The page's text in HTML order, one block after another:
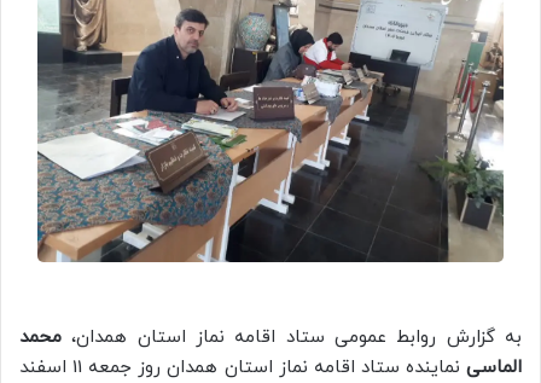
به گزارش روابط عمومی ستاد اقامه نماز استان همدان، محمد
الماسی
نماینده ستاد اقامه نماز استان همدان روز جمعه 11 اسفند